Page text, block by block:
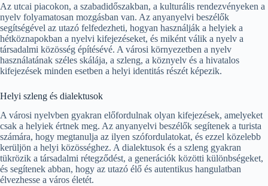
Az utcai piacokon, a szabadidőszakban, a kulturális rendezvényeken a
nyelv folyamatosan mozgásban van. Az anyanyelvi beszélők
segítségével az utazó felfedezheti, hogyan használják a helyiek a
hétköznapokban a nyelvi kifejezéseket, és miként válik a nyelv a
társadalmi közösség építésévé. A városi környezetben a nyelv
használatának széles skálája, a szleng, a köznyelv és a hivatalos
kifejezések minden esetben a helyi identitás részét képezik.
Helyi szleng és dialektusok
A városi nyelvben gyakran előfordulnak olyan kifejezések, amelyeket
csak a helyiek értnek meg. Az anyanyelvi beszélők segítenek a turista
számára, hogy megtanulja az ilyen szófordulatokat, és ezzel közelebb
kerüljön a helyi közösséghez. A dialektusok és a szleng gyakran
tükrözik a társadalmi rétegződést, a generációk közötti különbségeket,
és segítenek abban, hogy az utazó élő és autentikus hangulatban
élvezhesse a város életét.